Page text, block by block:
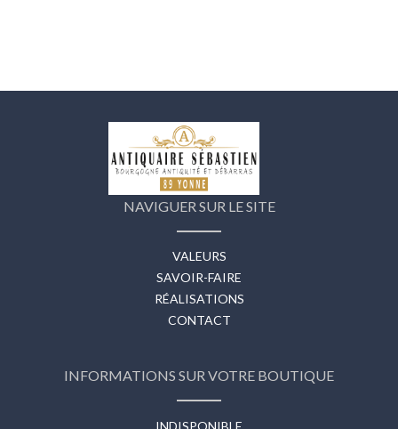
NAVIGUER SUR LE SITE
VALEURS
SAVOIR-FAIRE
RÉALISATIONS
CONTACT
INFORMATIONS SUR VOTRE BOUTIQUE
INDISPONIBLE